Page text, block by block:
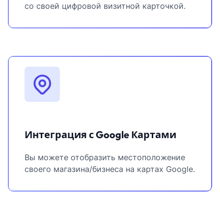
со своей цифровой визитной карточкой.
Интеграция с Google Картами
Вы можете отобразить местоположение
своего магазина/бизнеса на картах Google.